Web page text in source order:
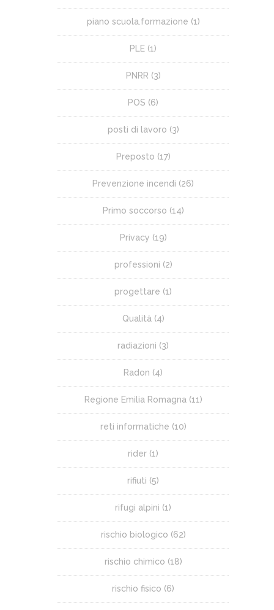
piano scuola.formazione (1)
PLE (1)
PNRR (3)
POS (6)
posti di lavoro (3)
Preposto (17)
Prevenzione incendi (26)
Primo soccorso (14)
Privacy (19)
professioni (2)
progettare (1)
Qualità(4)
radiazioni (3)
Radon (4)
Regione Emilia Romagna(11)
reti informatiche (10)
rider (1)
rifiuti (5)
rifugi alpini (1)
rischio biologico (62)
rischio chimico (18)
rischio fisico (6)